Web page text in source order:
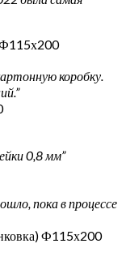
Ф115х200
коробку.
0,8 мм”
пока в процессе
Ф115х200